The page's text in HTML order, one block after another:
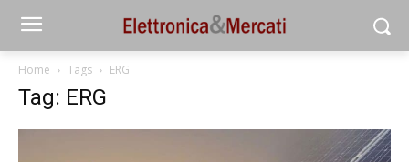
Home Tags ERG
Tag: ERG